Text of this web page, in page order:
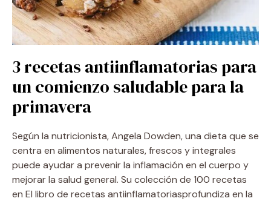
3 recetas antiinflamatorias para
un comienzo saludable para la
primavera
Según la nutricionista, Angela Dowden, una dieta que se
centra en alimentos naturales, frescos y integrales
puede ayudar a prevenir la inflamación en el cuerpo y
mejorar la salud general. Su colección de 100 recetas
en El libro de recetas antiinflamatoriasprofundiza en la